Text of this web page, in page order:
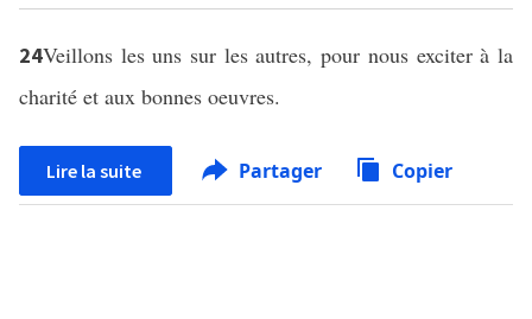
24Veillons les uns sur les autres, pour nous exciter à la
charité et aux bonnes oeuvres.
Lire la suite Partager Copier